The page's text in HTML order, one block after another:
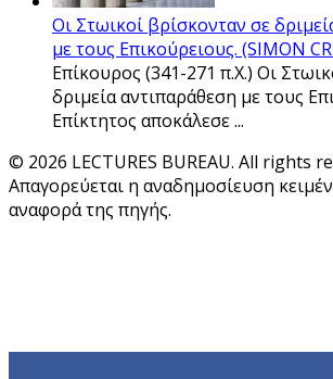
Οι Στωικοί βρίσκονταν σε
με τους Επικούρειους. (SIMON
Επίκουρος (341-271 π.Χ.) Οι
δριμεία αντιπαράθεση με τους
Επίκτητος αποκάλεσε ...
© 2026 LECTURES BUREAU. All rights
Απαγορεύεται η αναδημοσίευση
αναφορά της πηγής.